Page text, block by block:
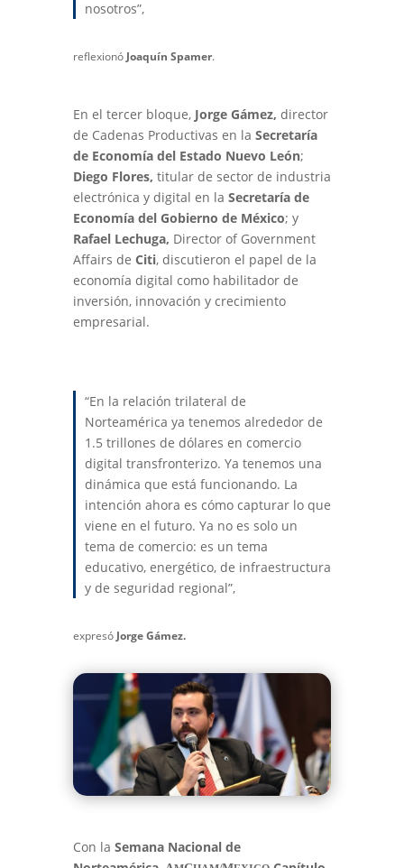
nosotros”,
reflexionó Joaquín Spamer.
En el tercer bloque, Jorge Gámez, director
de Cadenas Productivas en la Secretaría
de Economía del Estado Nuevo León;
Diego Flores, titular de sector de industria
electrónica y digital en la Secretaría de
Economía del Gobierno de México; y
Rafael Lechuga, Director of Government
Affairs de Citi, discutieron el papel de la
economía digital como habilitador de
inversión, innovación y crecimiento
empresarial.
“En la relación trilateral de
Norteamérica ya tenemos alrededor de
1.5 trillones de dólares en comercio
digital transfronterizo. Ya tenemos una
dinámica que está funcionando. La
intención ahora es cómo capturar lo que
viene en el futuro. Ya no es solo un
tema de comercio: es un tema
educativo, energético, de infraestructura
y de seguridad regional”,
expresó Jorge Gámez.
Con la Semana Nacional de